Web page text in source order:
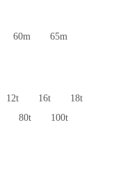
60m
65m
12t 16t
18t
80t 100t